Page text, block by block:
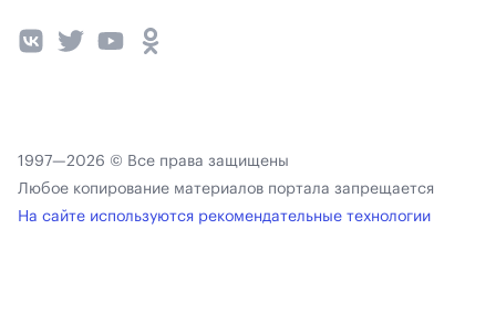
1997—2026 © Все права защищены
Любое копирование материалов портала запрещается
На сайте используются рекомендательные технологии